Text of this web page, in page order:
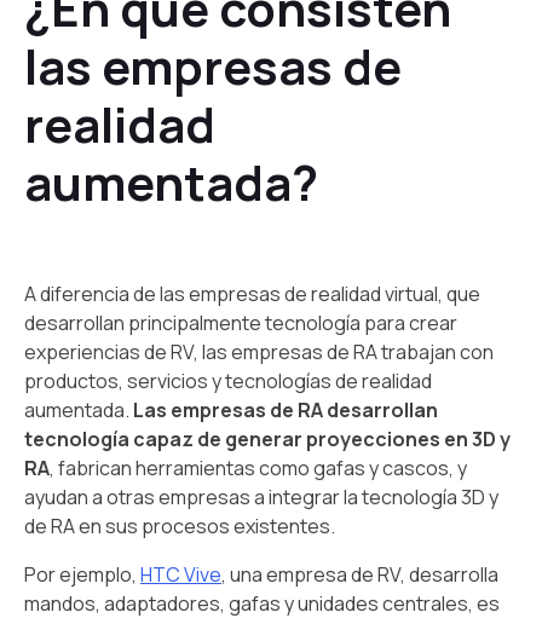
las empresas de
realidad
aumentada?
A diferencia de las empresas de realidad virtual, que
desarrollan principalmente tecnología para crear
experiencias de RV, las empresas de RA trabajan con
productos, servicios y tecnologías de realidad
aumentada. Las empresas de RA desarrollan
tecnología capaz de generar proyecciones en 3D y
RA, fabrican herramientas como gafas y cascos, y
ayudan a otras empresas a integrar la tecnología 3D y
de RA en sus procesos existentes.
Por ejemplo, HTC Vive, una empresa de RV, desarrolla
mandos, adaptadores, gafas y unidades centrales, es